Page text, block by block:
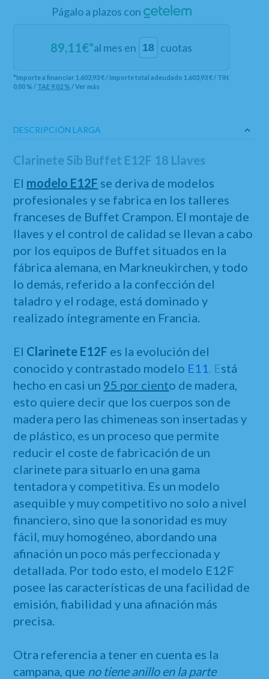
Págalo a plazos con
89,11€*al mes en cuotas
*Importe a financiar 1.603,93 €/ Importe total adeudado 1.603,93 €/ TIN
0,00 % / TAE 9,02 % /Ver más
DESCRIPCIÓN LARGA
Clarinete Sib Buffet E12F 18 Llaves
El modelo E12F se deriva de modelos
profesionales y se fabrica en los talleres
franceses de Buffet Crampon. El montaje de
llaves y el control de calidad se llevan a cabo
por los equipos de Buffet situados en la
fábrica alemana, en Markneukirchen, y todo
lo demás, referido a la confección del
taladro y el rodage, está dominado y
realizado íntegramente en Francia.
El Clarinete E12F es la evolución del
conocido y contrastado modelo E11. Está
hecho en casi un 95 por ciento de madera,
esto quiere decir que los cuerpos son de
madera pero las chimeneas son insertadas y
de plástico, es un proceso que permite
reducir el coste de fabricación de un
clarinete para situarlo en una gama
tentadora y competitiva. Es un modelo
asequible y muy competitivo no solo a nivel
financiero, sino que la sonoridad es muy
fácil, muy homogéneo, abordando una
afinación un poco más perfeccionada y
detallada. Por todo esto, el modelo E12F
posee las características de una facilidad de
emisión, fiabilidad y una afinación más
precisa.
Otra referencia a tener en cuenta es la
campana, que no tiene anillo en la parte